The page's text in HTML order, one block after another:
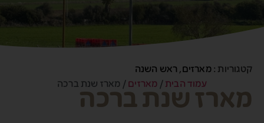
קטגוריות :מארזים, ראש השנה
עמוד הבית / מארזים / מארז שנת ברכה
מארז שנת ברכה